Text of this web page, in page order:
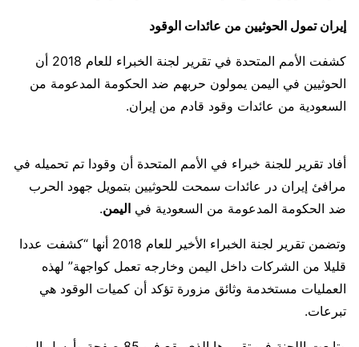
إيران تمول الحوثيين من عائدات الوقود
كشفت الأمم المتحدة في تقرير لجنة الخبراء للعام 2018 أن
الحوثيين في اليمن يمولون حربهم ضد الحكومة المدعومة من
السعودية من عائدات وقود قادم من إيران‎.
أفاد تقرير للجنة خبراء في الأمم المتحدة أن وقودا تم تحميله في
مرافئ إيران در عائدات سمحت للحوثيين بتمويل جهود الحرب
ضد الحكومة المدعومة من السعودية في اليمن.
وتضمن تقرير لجنة الخبراء الأخير للعام 2018 أنها “كشفت عددا
قليلا من الشركات داخل اليمن وخارجه تعمل كواجهة” لهذه
العمليات مستخدمة وثائق مزورة تؤكد أن كميات الوقود هي
تبرعات.